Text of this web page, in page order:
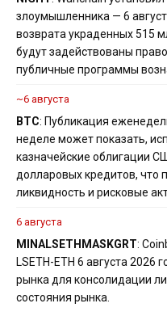
злоумышленника — 6
возврата украденных 515
будут задействованы
публичные программы
~6 августа
BTC: Публикация
неделе может показать,
казначейские облигации
долларовых кредитов, что
ликвидность и рисковые
6 августа
MINALSETHMASKGRT:
LSETH-ETH 6 августа 2026
рынка для консолидации
состояния рынка.